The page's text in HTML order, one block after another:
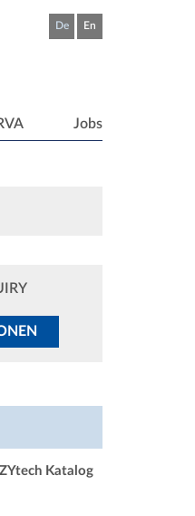
De En
Jobs
Katalog